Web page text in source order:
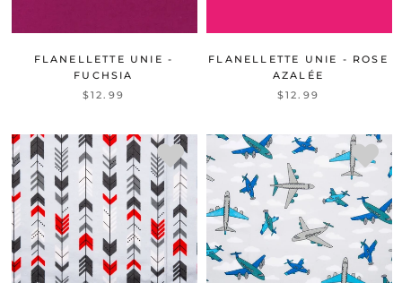
FLANELLETTE UNIE -
FUCHSIA
$12.99
FLANELLETTE UNIE - ROSE
AZALÉE
$12.99